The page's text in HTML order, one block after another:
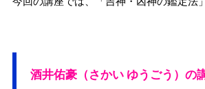
酒井佑豪（さかい ゆうごう）の